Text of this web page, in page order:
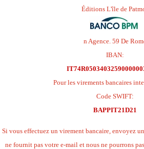
Éditions L'île de
n Agence. 59 De
IBAN:
Pour les virements bancaires
Code SWIFT:
BAPPIT21D21
Si vous effectuez un virement bancaire, envoyez
ne fournit pas votre e-mail et nous ne pourrons